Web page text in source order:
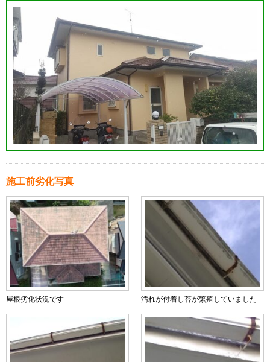
施工前劣化写真
屋根劣化状況です 汚れが付着し苔が繁殖していました